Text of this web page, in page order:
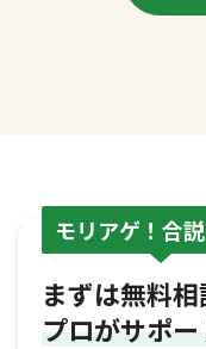
モリアゲ！合
まずは無料相
プロがサポ